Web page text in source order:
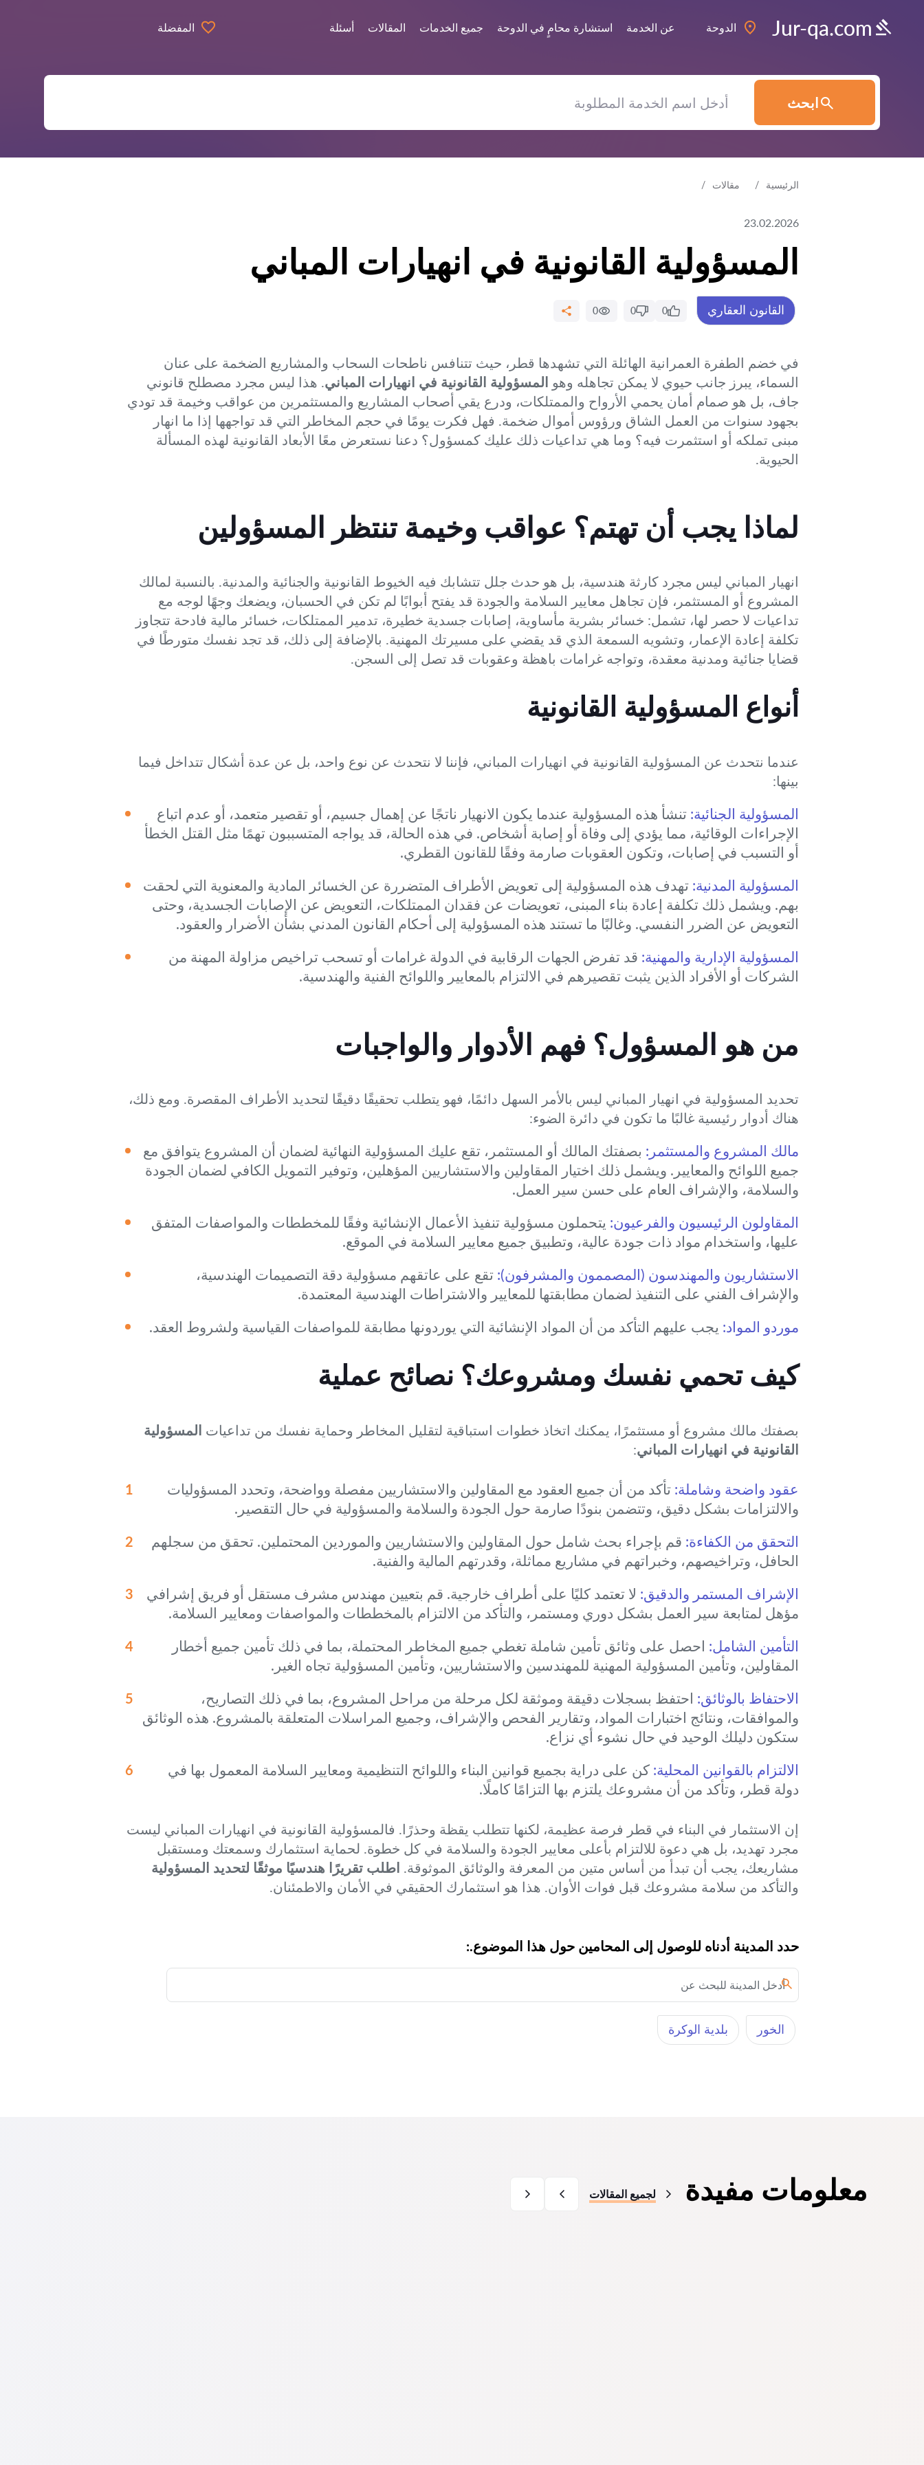
Jur-qa.com الدوحة عن الخدمة استشارة محامٍ في الدوحة جميع الخدمات المقالات أسئلة المفضلة
ابحث
الرئيسية مقالات
23.02.2026
المسؤولية القانونية في انهيارات المباني
القانون العقاري 0
0
0
في خضم الطفرة العمرانية الهائلة التي تشهدها قطر، حيث تتنافس ناطحات السحاب والمشاريع الضخمة على عنان
السماء، يبرز جانب حيوي لا يمكن تجاهله وهو المسؤولية القانونية في انهيارات المباني. هذا ليس مجرد مصطلح قانوني
جاف، بل هو صمام أمان يحمي الأرواح والممتلكات، ودرع يقي أصحاب المشاريع والمستثمرين من عواقب وخيمة قد تودي
بجهود سنوات من العمل الشاق ورؤوس أموال ضخمة. فهل فكرت يومًا في حجم المخاطر التي قد تواجهها إذا ما انهار
مبنى تملكه أو استثمرت فيه؟ وما هي تداعيات ذلك عليك كمسؤول؟ دعنا نستعرض معًا الأبعاد القانونية لهذه المسألة
الحيوية.
لماذا يجب أن تهتم؟ عواقب وخيمة تنتظر المسؤولين
انهيار المباني ليس مجرد كارثة هندسية، بل هو حدث جلل تتشابك فيه الخيوط القانونية والجنائية والمدنية. بالنسبة لمالك
المشروع أو المستثمر، فإن تجاهل معايير السلامة والجودة قد يفتح أبوابًا لم تكن في الحسبان، ويضعك وجهًا لوجه مع
تداعيات لا حصر لها، تشمل: خسائر بشرية مأساوية، إصابات جسدية خطيرة، تدمير الممتلكات، خسائر مالية فادحة تتجاوز
تكلفة إعادة الإعمار، وتشويه السمعة الذي قد يقضي على مسيرتك المهنية. بالإضافة إلى ذلك، قد تجد نفسك متورطًا في
قضايا جنائية ومدنية معقدة، وتواجه غرامات باهظة وعقوبات قد تصل إلى السجن.
أنواع المسؤولية القانونية
عندما نتحدث عن المسؤولية القانونية في انهيارات المباني، فإننا لا نتحدث عن نوع واحد، بل عن عدة أشكال تتداخل فيما
بينها:
المسؤولية الجنائية: تنشأ هذه المسؤولية عندما يكون الانهيار ناتجًا عن إهمال جسيم، أو تقصير متعمد، أو عدم اتباع
الإجراءات الوقائية، مما يؤدي إلى وفاة أو إصابة أشخاص. في هذه الحالة، قد يواجه المتسببون تهمًا مثل القتل الخطأ
أو التسبب في إصابات، وتكون العقوبات صارمة وفقًا للقانون القطري.
المسؤولية المدنية: تهدف هذه المسؤولية إلى تعويض الأطراف المتضررة عن الخسائر المادية والمعنوية التي لحقت
بهم. ويشمل ذلك تكلفة إعادة بناء المبنى، تعويضات عن فقدان الممتلكات، التعويض عن الإصابات الجسدية، وحتى
التعويض عن الضرر النفسي. وغالبًا ما تستند هذه المسؤولية إلى أحكام القانون المدني بشأن الأضرار والعقود.
المسؤولية الإدارية والمهنية: قد تفرض الجهات الرقابية في الدولة غرامات أو تسحب تراخيص مزاولة المهنة من
الشركات أو الأفراد الذين يثبت تقصيرهم في الالتزام بالمعايير واللوائح الفنية والهندسية.
من هو المسؤول؟ فهم الأدوار والواجبات
تحديد المسؤولية في انهيار المباني ليس بالأمر السهل دائمًا، فهو يتطلب تحقيقًا دقيقًا لتحديد الأطراف المقصرة. ومع ذلك،
هناك أدوار رئيسية غالبًا ما تكون في دائرة الضوء:
مالك المشروع والمستثمر: بصفتك المالك أو المستثمر، تقع عليك المسؤولية النهائية لضمان أن المشروع يتوافق مع
جميع اللوائح والمعايير. ويشمل ذلك اختيار المقاولين والاستشاريين المؤهلين، وتوفير التمويل الكافي لضمان الجودة
والسلامة، والإشراف العام على حسن سير العمل.
المقاولون الرئيسيون والفرعيون: يتحملون مسؤولية تنفيذ الأعمال الإنشائية وفقًا للمخططات والمواصفات المتفق
عليها، واستخدام مواد ذات جودة عالية، وتطبيق جميع معايير السلامة في الموقع.
الاستشاريون والمهندسون (المصممون والمشرفون): تقع على عاتقهم مسؤولية دقة التصميمات الهندسية،
والإشراف الفني على التنفيذ لضمان مطابقتها للمعايير والاشتراطات الهندسية المعتمدة.
موردو المواد: يجب عليهم التأكد من أن المواد الإنشائية التي يوردونها مطابقة للمواصفات القياسية ولشروط العقد.
كيف تحمي نفسك ومشروعك؟ نصائح عملية
بصفتك مالك مشروع أو مستثمرًا، يمكنك اتخاذ خطوات استباقية لتقليل المخاطر وحماية نفسك من تداعيات المسؤولية
القانونية في انهيارات المباني:
عقود واضحة وشاملة: تأكد من أن جميع العقود مع المقاولين والاستشاريين مفصلة وواضحة، وتحدد المسؤوليات
والالتزامات بشكل دقيق، وتتضمن بنودًا صارمة حول الجودة والسلامة والمسؤولية في حال التقصير.
التحقق من الكفاءة: قم بإجراء بحث شامل حول المقاولين والاستشاريين والموردين المحتملين. تحقق من سجلهم
الحافل، وتراخيصهم، وخبراتهم في مشاريع مماثلة، وقدرتهم المالية والفنية.
الإشراف المستمر والدقيق: لا تعتمد كليًا على أطراف خارجية. قم بتعيين مهندس مشرف مستقل أو فريق إشرافي
مؤهل لمتابعة سير العمل بشكل دوري ومستمر، والتأكد من الالتزام بالمخططات والمواصفات ومعايير السلامة.
التأمين الشامل: احصل على وثائق تأمين شاملة تغطي جميع المخاطر المحتملة، بما في ذلك تأمين جميع أخطار
المقاولين، وتأمين المسؤولية المهنية للمهندسين والاستشاريين، وتأمين المسؤولية تجاه الغير.
الاحتفاظ بالوثائق: احتفظ بسجلات دقيقة وموثقة لكل مرحلة من مراحل المشروع، بما في ذلك التصاريح،
والموافقات، ونتائج اختبارات المواد، وتقارير الفحص والإشراف، وجميع المراسلات المتعلقة بالمشروع. هذه الوثائق
ستكون دليلك الوحيد في حال نشوء أي نزاع.
الالتزام بالقوانين المحلية: كن على دراية بجميع قوانين البناء واللوائح التنظيمية ومعايير السلامة المعمول بها في
دولة قطر، وتأكد من أن مشروعك يلتزم بها التزامًا كاملًا.
إن الاستثمار في البناء في قطر فرصة عظيمة، لكنها تتطلب يقظة وحذرًا. فالمسؤولية القانونية في انهيارات المباني ليست
مجرد تهديد، بل هي دعوة للالتزام بأعلى معايير الجودة والسلامة في كل خطوة. لحماية استثمارك وسمعتك ومستقبل
مشاريعك، يجب أن تبدأ من أساس متين من المعرفة والوثائق الموثوقة. اطلب تقريرًا هندسيًا موثقًا لتحديد المسؤولية
والتأكد من سلامة مشروعك قبل فوات الأوان. هذا هو استثمارك الحقيقي في الأمان والاطمئنان.
حدد المدينة أدناه للوصول إلى المحامين حول هذا الموضوع.:
الخور‎ بلدية الوكرة
معلومات مفيدة لجميع المقالات